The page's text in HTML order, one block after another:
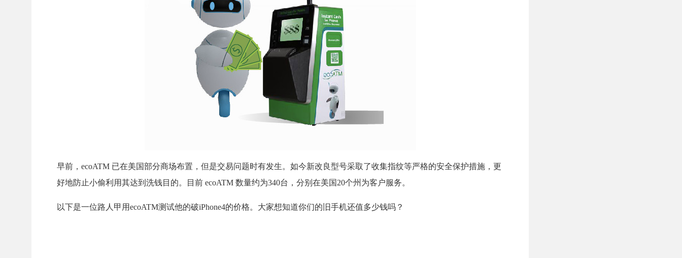
早前，ecoATM 已在美国部分商场布置，但是交易问题时有发生。如今新改良型号采取了收集指纹等严格的安全保护措施，更
好地防止小偷利用其达到洗钱目的。目前 ecoATM 数量约为340台，分别在美国20个州为客户服务。
以下是一位路人甲用ecoATM测试他的破iPhone4的价格。大家想知道你们的旧手机还值多少钱吗？